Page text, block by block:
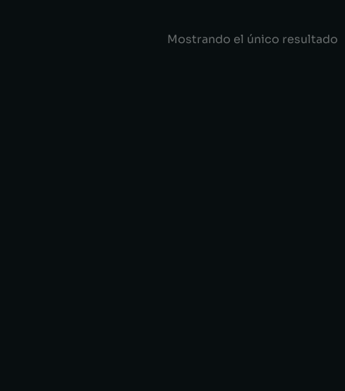
Mostrando el único resultado